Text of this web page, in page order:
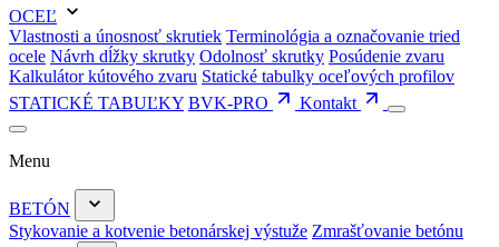
OCEĽ
Vlastnosti a únosnosť skrutiek Terminológia a označovanie tried
ocele Návrh dĺžky skrutky Odolnosť skrutky Posúdenie zvaru
Kalkulátor kútového zvaru Statické tabulky oceľových profilov
STATICKÉ TABUĽKY BVK-PRO Kontakt
Menu
BETÓN
Stykovanie a kotvenie betonárskej výstuže Zmrašťovanie betónu